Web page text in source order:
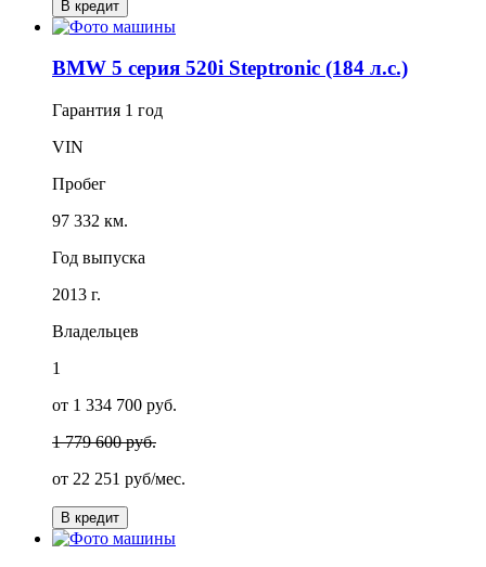
В кредит
BMW 5 серия 520i Steptronic (184 л.с.)
Гарантия 1 год
VIN
Пробег
97 332 км.
Год выпуска
2013 г.
Владельцев
1
от 1 334 700 руб.
1 779 600 руб.
от 22 251 руб/мес.
В кредит